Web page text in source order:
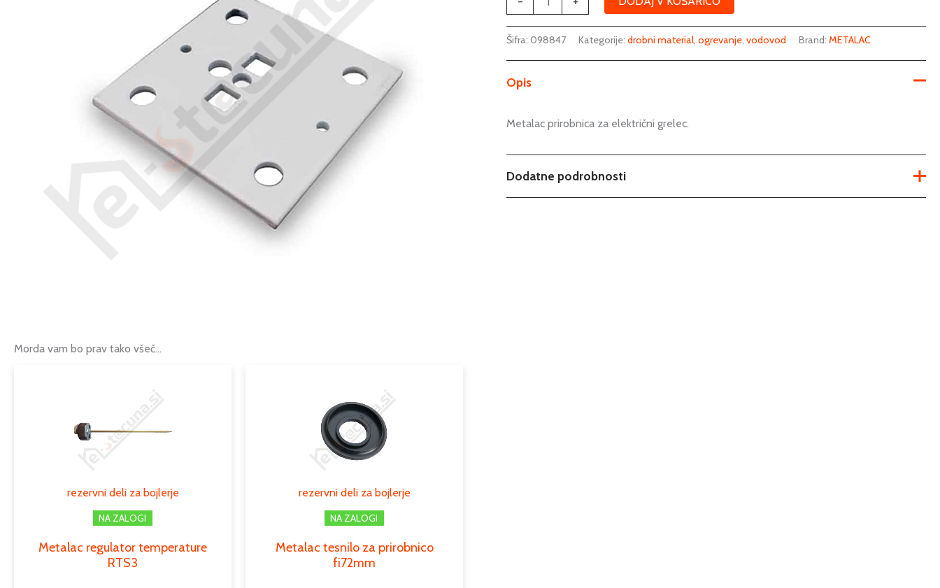
Šifra:098847 Kategorije:drobni material,ogrevanje,vodovod Brand:METALAC
Opis
Metalac prirobnica za električni grelec.
Dodatne podrobnosti
Morda vam bo prav tako všeč…
rezervni deli za bojlerje
NA ZALOGI
Metalac regulator temperature
RTS3
rezervni deli za bojlerje
NA ZALOGI
Metalac tesnilo za prirobnico
fi72mm